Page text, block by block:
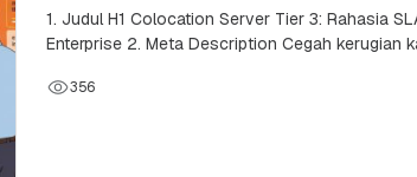
1. Judul H1 Colocation Server Tier 3: Rahasia
Enterprise 2. Meta Description Cegah kerugian
356